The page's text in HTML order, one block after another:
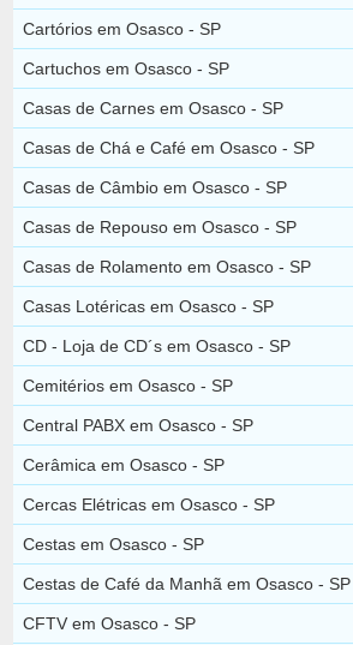
Cartórios em Osasco - SP
Cartuchos em Osasco - SP
Casas de Carnes em Osasco - SP
Casas de Chá e Café em Osasco - SP
Casas de Câmbio em Osasco - SP
Casas de Repouso em Osasco - SP
Casas de Rolamento em Osasco - SP
Casas Lotéricas em Osasco - SP
CD - Loja de CD´s em Osasco - SP
Cemitérios em Osasco - SP
Central PABX em Osasco - SP
Cerâmica em Osasco - SP
Cercas Elétricas em Osasco - SP
Cestas em Osasco - SP
Cestas de Café da Manhã em Osasco - SP
CFTV em Osasco - SP